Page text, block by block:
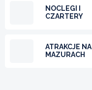
NOCLEGI I
CZARTERY
ATRAKCJE NA
MAZURACH